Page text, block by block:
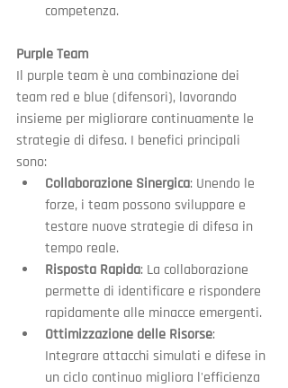
competenza.
Purple Team
Il purple team è una combinazione dei
team red e blue (difensori), lavorando
insieme per migliorare continuamente le
strategie di difesa. I benefici principali
sono:
Collaborazione Sinergica: Unendo le
forze, i team possono sviluppare e
testare nuove strategie di difesa in
tempo reale.
Risposta Rapida: La collaborazione
permette di identificare e rispondere
rapidamente alle minacce emergenti.
Ottimizzazione delle Risorse:
Integrare attacchi simulati e difese in
un ciclo continuo migliora l'efficienza